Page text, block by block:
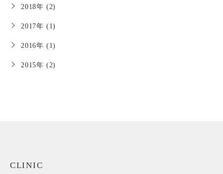
2018年 (2)
2017年 (1)
2016年 (1)
2015年 (2)
CLINIC